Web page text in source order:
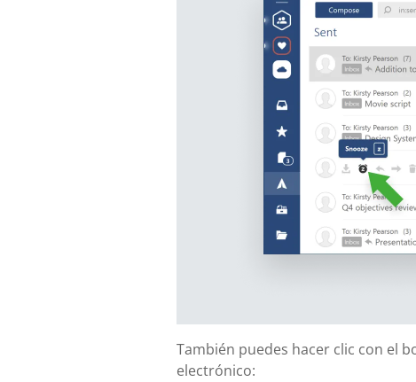
También puedes hacer clic con el
electrónico: